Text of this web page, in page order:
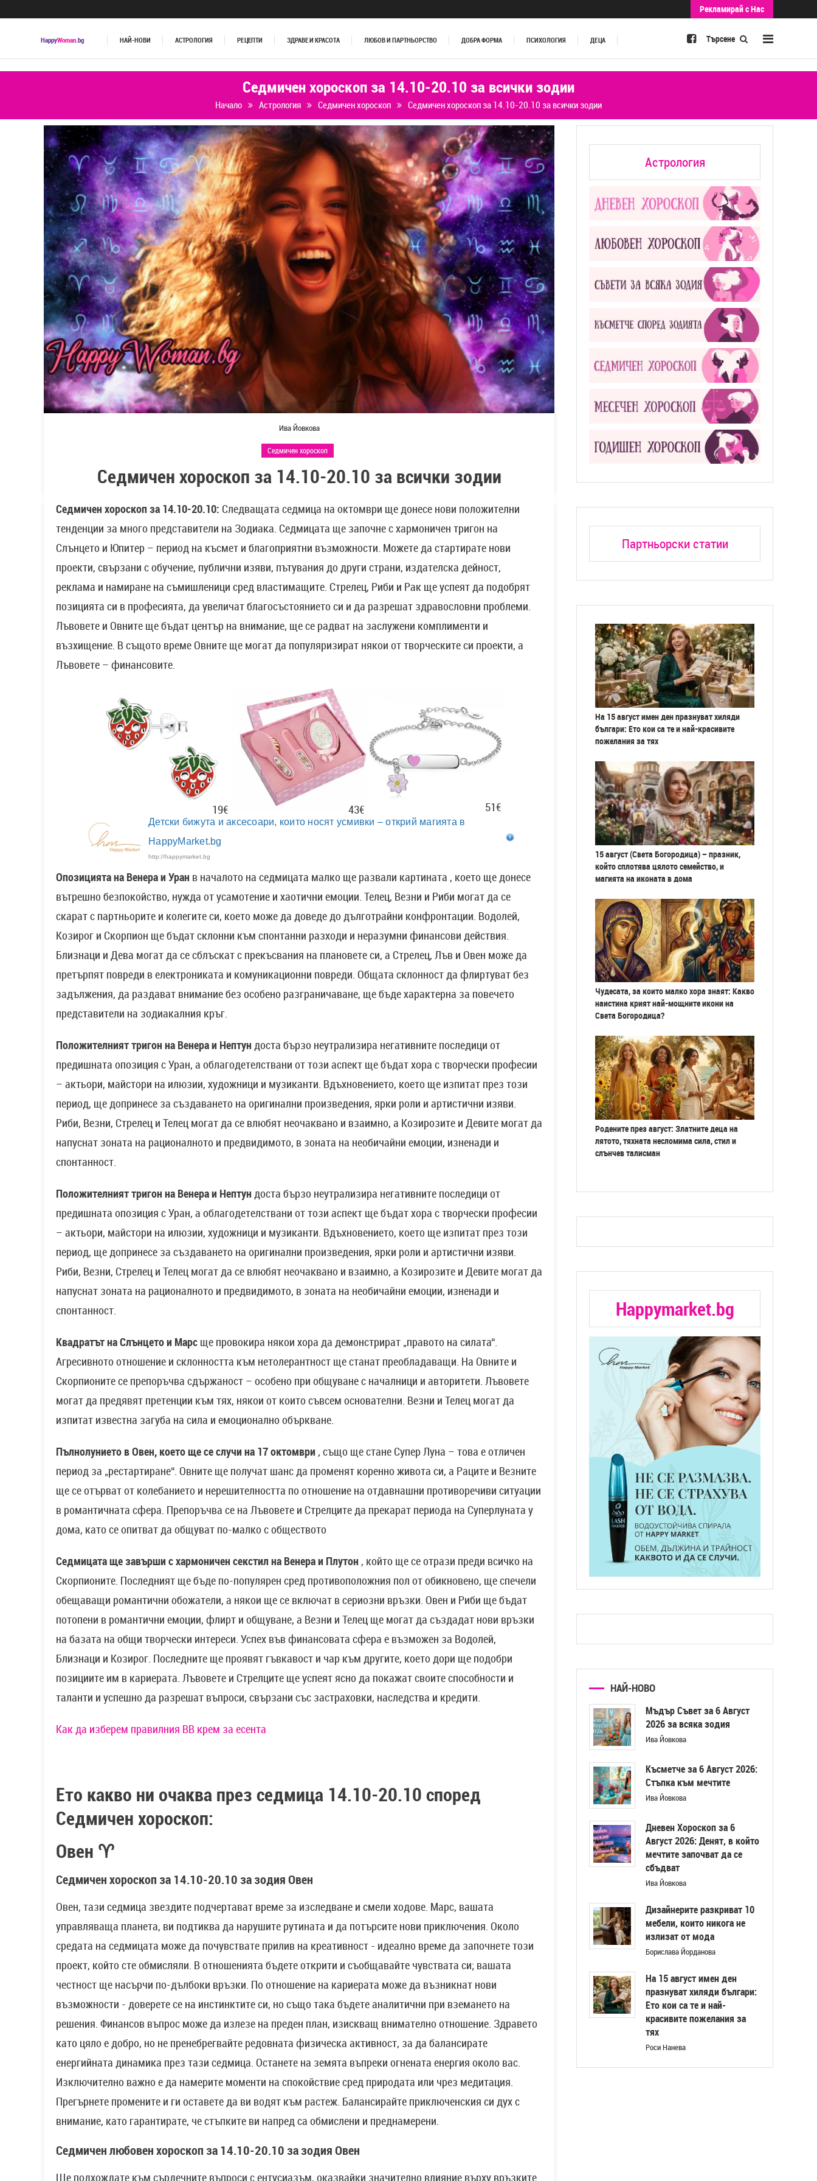
Рекламирай с Нас
HappyWoman.bg НАЙ-НОВИ АСТРОЛОГИЯ РЕЦЕПТИ ЗДРАВЕ И КРАСОТА ЛЮБОВ И ПАРТНЬОРСТВО ДОБРА ФОРМА ПСИХОЛОГИЯ ДЕЦА Търсене
Седмичен хороскоп за 14.10-20.10 за всички зодии
Начало Астрология Седмичен хороскоп Седмичен хороскоп за 14.10-20.10 за всички зодии
Ива Йовкова
Седмичен хороскоп
Седмичен хороскоп за 14.10-20.10 за всички зодии
Седмичен хороскоп за 14.10-20.10: Следващата седмица на октомври ще донесе нови положителни
тенденции за много представители на Зодиака. Седмицата ще започне с хармоничен тригон на
Слънцето и Юпитер – период на късмет и благоприятни възможности. Можете да стартирате нови
проекти, свързани с обучение, публични изяви, пътувания до други страни, издателска дейност,
реклама и намиране на съмишленици сред властимащите. Стрелец, Риби и Рак ще успеят да подобрят
позицията си в професията, да увеличат благосъстоянието си и да разрешат здравословни проблеми.
Лъвовете и Овните ще бъдат център на внимание, ще се радват на заслужени комплименти и
възхищение. В същото време Овните ще могат да популяризират някои от творческите си проекти, а
Лъвовете – финансовите.
19€ 43€ 51€
Детски бижута и аксесоари, които носят усмивки – открий магията в
HappyMarket.bg
http://happymarket.bg
Опозицията на Венера и Уран в началото на седмицата малко ще развали картината , което ще донесе
вътрешно безпокойство, нужда от усамотение и хаотични емоции. Телец, Везни и Риби могат да се
скарат с партньорите и колегите си, което може да доведе до дълготрайни конфронтации. Водолей,
Козирог и Скорпион ще бъдат склонни към спонтанни разходи и неразумни финансови действия.
Близнаци и Дева могат да се сблъскат с прекъсвания на плановете си, а Стрелец, Лъв и Овен може да
претърпят повреди в електрониката и комуникационни повреди. Общата склонност да флиртуват без
задължения, да раздават внимание без особено разграничаване, ще бъде характерна за повечето
представители на зодиакалния кръг.
Положителният тригон на Венера и Нептун доста бързо неутрализира негативните последици от
предишната опозиция с Уран, а облагодетелствани от този аспект ще бъдат хора с творчески професии
– актьори, майстори на илюзии, художници и музиканти. Вдъхновението, което ще изпитат през този
период, ще допринесе за създаването на оригинални произведения, ярки роли и артистични изяви.
Риби, Везни, Стрелец и Телец могат да се влюбят неочаквано и взаимно, а Козирозите и Девите могат да
напуснат зоната на рационалното и предвидимото, в зоната на необичайни емоции, изненади и
спонтанност.
Положителният тригон на Венера и Нептун доста бързо неутрализира негативните последици от
предишната опозиция с Уран, а облагодетелствани от този аспект ще бъдат хора с творчески професии
– актьори, майстори на илюзии, художници и музиканти. Вдъхновението, което ще изпитат през този
период, ще допринесе за създаването на оригинални произведения, ярки роли и артистични изяви.
Риби, Везни, Стрелец и Телец могат да се влюбят неочаквано и взаимно, а Козирозите и Девите могат да
напуснат зоната на рационалното и предвидимото, в зоната на необичайни емоции, изненади и
спонтанност.
Квадратът на Слънцето и Марс ще провокира някои хора да демонстрират „правото на силата“.
Агресивното отношение и склонността към нетолерантност ще станат преобладаващи. На Овните и
Скорпионите се препоръчва сдържаност – особено при общуване с началници и авторитети. Лъвовете
могат да предявят претенции към тях, някои от които съвсем основателни. Везни и Телец могат да
изпитат известна загуба на сила и емоционално объркване.
Пълнолунието в Овен, което ще се случи на 17 октомври , също ще стане Супер Луна – това е отличен
период за „рестартиране“. Овните ще получат шанс да променят коренно живота си, а Раците и Везните
ще се отърват от колебанието и нерешителността по отношение на отдавнашни противоречиви ситуации
в романтичната сфера. Препоръчва се на Лъвовете и Стрелците да прекарат периода на Суперлуната у
дома, като се опитват да общуват по-малко с обществото
Седмицата ще завърши с хармоничен секстил на Венера и Плутон , който ще се отрази преди всичко на
Скорпионите. Последният ще бъде по-популярен сред противоположния пол от обикновено, ще спечели
обещаващи романтични обожатели, а някои ще се включат в сериозни връзки. Овен и Риби ще бъдат
потопени в романтични емоции, флирт и общуване, а Везни и Телец ще могат да създадат нови връзки
на базата на общи творчески интереси. Успех във финансовата сфера е възможен за Водолей,
Близнаци и Козирог. Последните ще проявят гъвкавост и чар към другите, което дори ще подобри
позициите им в кариерата. Лъвовете и Стрелците ще успеят ясно да покажат своите способности и
таланти и успешно да разрешат въпроси, свързани със застраховки, наследства и кредити.
Как да изберем правилния BB крем за есента
Ето какво ни очаква през седмица 14.10-20.10 според
Седмичен хороскоп:
Овен ♈
Седмичен хороскоп за 14.10-20.10 за зодия Овен
Овен, тази седмица звездите подчертават време за изследване и смели ходове. Марс, вашата
управляваща планета, ви подтиква да нарушите рутината и да потърсите нови приключения. Около
средата на седмицата може да почувствате прилив на креативност - идеално време да започнете този
проект, който сте обмисляли. В отношенията бъдете открити и съобщавайте чувствата си; вашата
честност ще насърчи по-дълбоки връзки. По отношение на кариерата може да възникнат нови
възможности - доверете се на инстинктите си, но също така бъдете аналитични при вземането на
решения. Финансов въпрос може да излезе на преден план, изискващ внимателно отношение. Здравето
като цяло е добро, но не пренебрегвайте редовната физическа активност, за да балансирате
енергийната динамика през тази седмица. Останете на земята въпреки огнената енергия около вас.
Изключително важно е да намерите моменти на спокойствие сред природата или чрез медитация.
Прегърнете промените и ги оставете да ви водят към растеж. Балансирайте приключенския си дух с
внимание, като гарантирате, че стъпките ви напред са обмислени и преднамерени.
Седмичен любовен хороскоп за 14.10-20.10 за зодия Овен
Ще подхождате към сърдечните въпроси с ентусиазъм, оказвайки значително влияние върху връзките
Астрология
Партньорски статии
На 15 август имен ден празнуват хиляди
българи: Ето кои са те и най-красивите
пожелания за тях
15 август (Света Богородица) – празник,
който сплотява цялото семейство, и
магията на иконата в дома
Чудесата, за които малко хора знаят: Какво
наистина крият най-мощните икони на
Света Богородица?
Родените през август: Златните деца на
лятото, тяхната несломима сила, стил и
слънчев талисман
Happymarket.bg
НАЙ-НОВО
Мъдър Съвет за 6 Август
2026 за всяка зодия
Ива Йовкова
Късметче за 6 Август 2026:
Стъпка към мечтите
Ива Йовкова
Дневен Хороскоп за 6
Август 2026: Денят, в който
мечтите започват да се
сбъдват
Ива Йовкова
Дизайнерите разкриват 10
мебели, които никога не
излизат от мода
Борислава Йорданова
На 15 август имен ден
празнуват хиляди българи:
Ето кои са те и най-
красивите пожелания за
тях
Роси Нанева